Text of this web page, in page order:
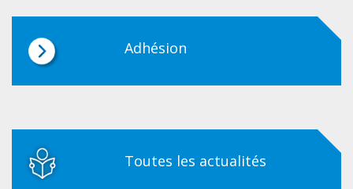
Adhésion
Toutes les actualités